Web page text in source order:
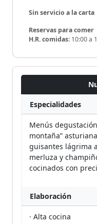
Sin servicio a la carta
Reservas para comer
H.R. comidas: 10:00 a
Especialidades
Menús
montaña”
guisantes lágrima
merluza y
cocinados con
Elaboración
· Alta cocina